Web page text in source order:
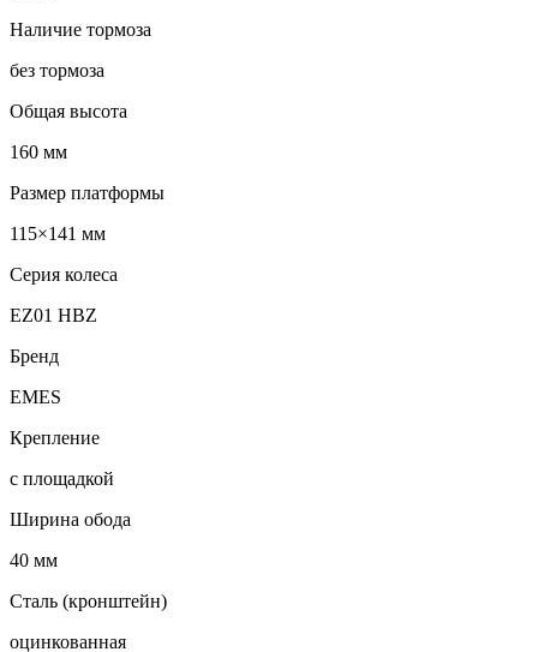
Наличие тормоза
без тормоза
Общая высота
160 мм
Размер платформы
115×141 мм
Серия колеса
EZ01 HBZ
Бренд
EMES
Крепление
с площадкой
Ширина обода
40 мм
Сталь (кронштейн)
оцинкованная